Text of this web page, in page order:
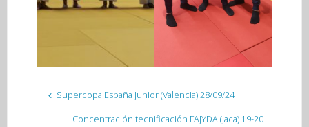
Supercopa España Junior (Valencia) 28/09/24
Concentración tecnificación FAJYDA (Jaca) 19-20